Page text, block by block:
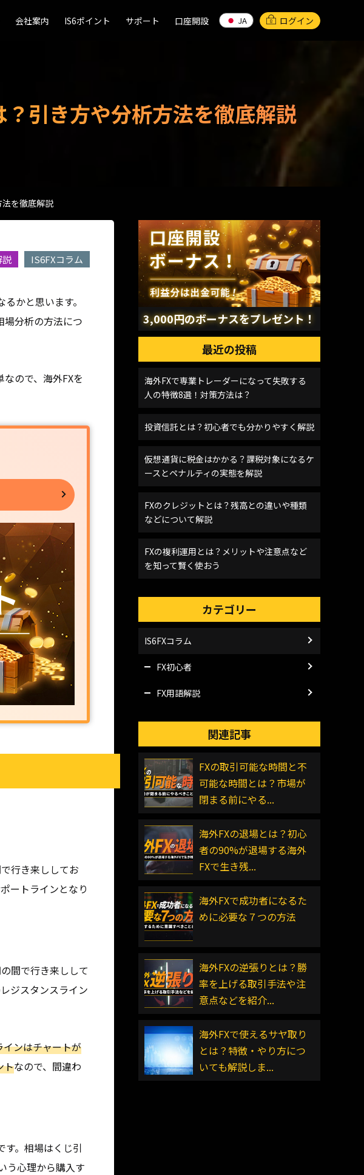
会社案内 IS6ポイント サポート 口座開設 JA ログイン
引き方や分析方法を徹底解説
を徹底解説
説 IS6FXコラム
かと思います。
場分析の方法につ
なので、海外FXを
行き来ししてお
ートラインとなり
間で行き来しして
ジスタンスライン
インはチャートが
トなので、間違わ
す。相場はくじ引
う心理から購入す
3,000円のボーナスをプレゼント！
最近の投稿
海外FXで専業トレーダーになって失敗する
人の特徴8選！対策方法は？
投資信託とは？初心者でも分かりやすく解説
仮想通貨に税金はかかる？課税対象になるケ
ースとペナルティの実態を解説
FXのクレジットとは？残高との違いや種類
などについて解説
FXの複利運用とは？メリットや注意点など
を知って賢く使おう
カテゴリー
IS6FXコラム
FX初心者
FX用語解説
関連記事
FXの取引可能な時間と不
可能な時間とは？市場が
閉まる前にやる...
海外FXの退場とは？初心
者の90%が退場する海外
FXで生き残...
海外FXで成功者になるた
めに必要な７つの方法
海外FXの逆張りとは？勝
率を上げる取引手法や注
意点などを紹介...
海外FXで使えるサヤ取り
とは？特徴・やり方につ
いても解説しま...
会社案内 IS6ポイント サポート 口座開設 JA